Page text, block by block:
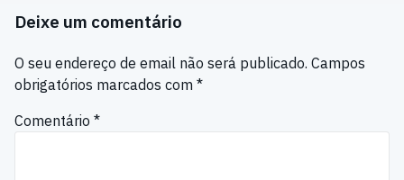
Deixe um comentário
O seu endereço de email não será publicado. Campos
obrigatórios marcados com *
Comentário *